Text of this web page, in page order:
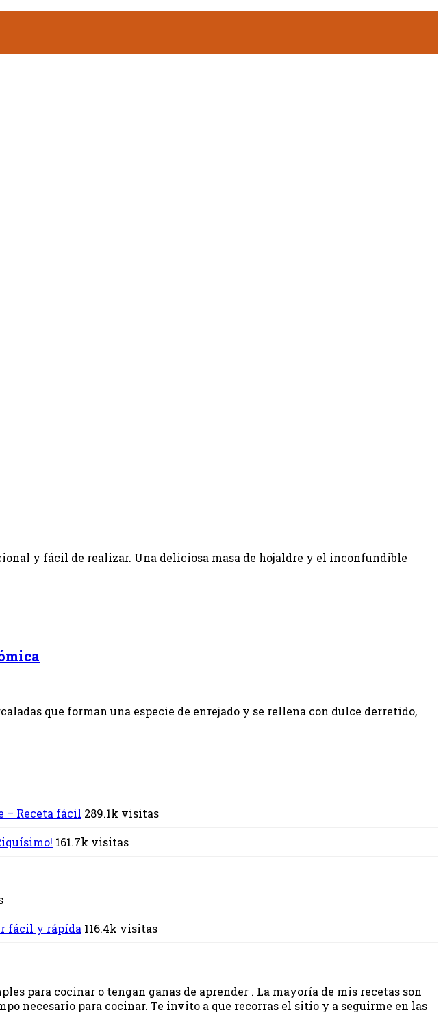
y fácil de realizar. Una deliciosa masa de hojaldre y el inconfundible
que forman una especie de enrejado y se rellena con dulce derretido,
– Receta fácil 289.1k visitas
161.7k visitas
fácil y rápída 116.4k visitas
para cocinar o tengan ganas de aprender . La mayoría de mis recetas son
necesario para cocinar. Te invito a que recorras el sitio y a seguirme en las